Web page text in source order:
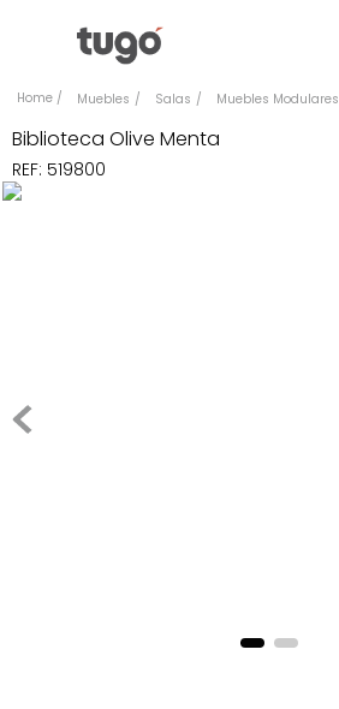
Muebles Salas Muebles Modulares
Biblioteca Olive Menta
REF: 519800
Comedor
Escritorio
Sillas